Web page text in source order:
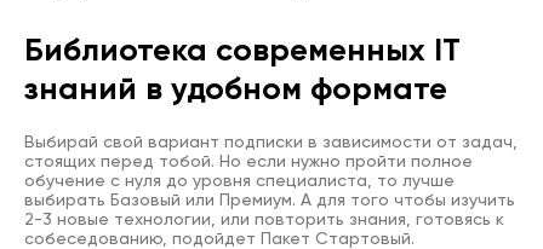
Библиотека современных IT
знаний в удобном формате
Выбирай свой вариант подписки в зависимости от задач,
стоящих перед тобой. Но если нужно пройти полное
обучение с нуля до уровня специалиста, то лучше
выбирать Базовый или Премиум. А для того чтобы изучить
2-3 новые технологии, или повторить знания, готовясь к
собеседованию, подойдет Пакет Стартовый.